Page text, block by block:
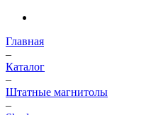
Главная
–
Каталог
–
Штатные магнитолы
–